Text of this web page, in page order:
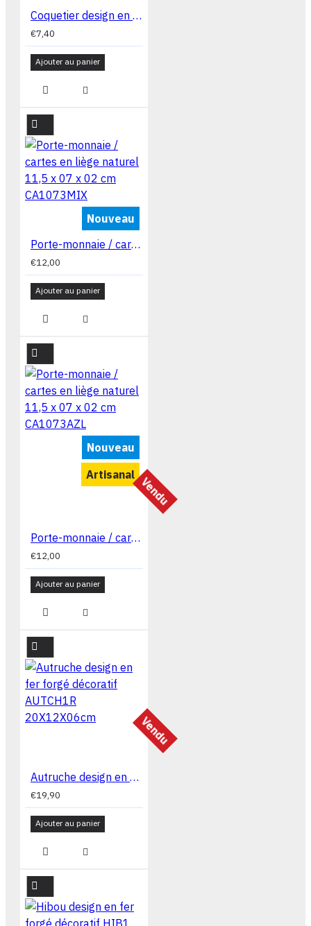
Coquetier design en acier maille décoratif COQ1
€7,40
Ajouter au panier
Nouveau
Porte-monnaie / cartes en liège naturel 11,5 x 07 x 02 cm CA1073MIX
€12,00
Ajouter au panier
Nouveau
Artisanal
Vendu
Porte-monnaie / cartes en liège naturel 11,5 x 07 x 02 cm CA1073AZL
€12,00
Ajouter au panier
Vendu
Autruche design en fer forgé décoratif AUTCH1R 20X12X06cm
€19,90
Ajouter au panier